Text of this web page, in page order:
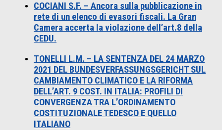
COCIANI S.F. – Ancora sulla pubblicazione in
rete di un elenco di evasori fiscali. La Gran
Camera accerta la violazione dell’art.8 della
CEDU.
TONELLI L.M. – LA SENTENZA DEL 24 MARZO
2021 DEL BUNDESVERFASSUNGSGERICHT SUL
CAMBIAMENTO CLIMATICO E LA RIFORMA
DELL’ART. 9 COST. IN ITALIA: PROFILI DI
CONVERGENZA TRA L’ORDINAMENTO
COSTITUZIONALE TEDESCO E QUELLO
ITALIANO